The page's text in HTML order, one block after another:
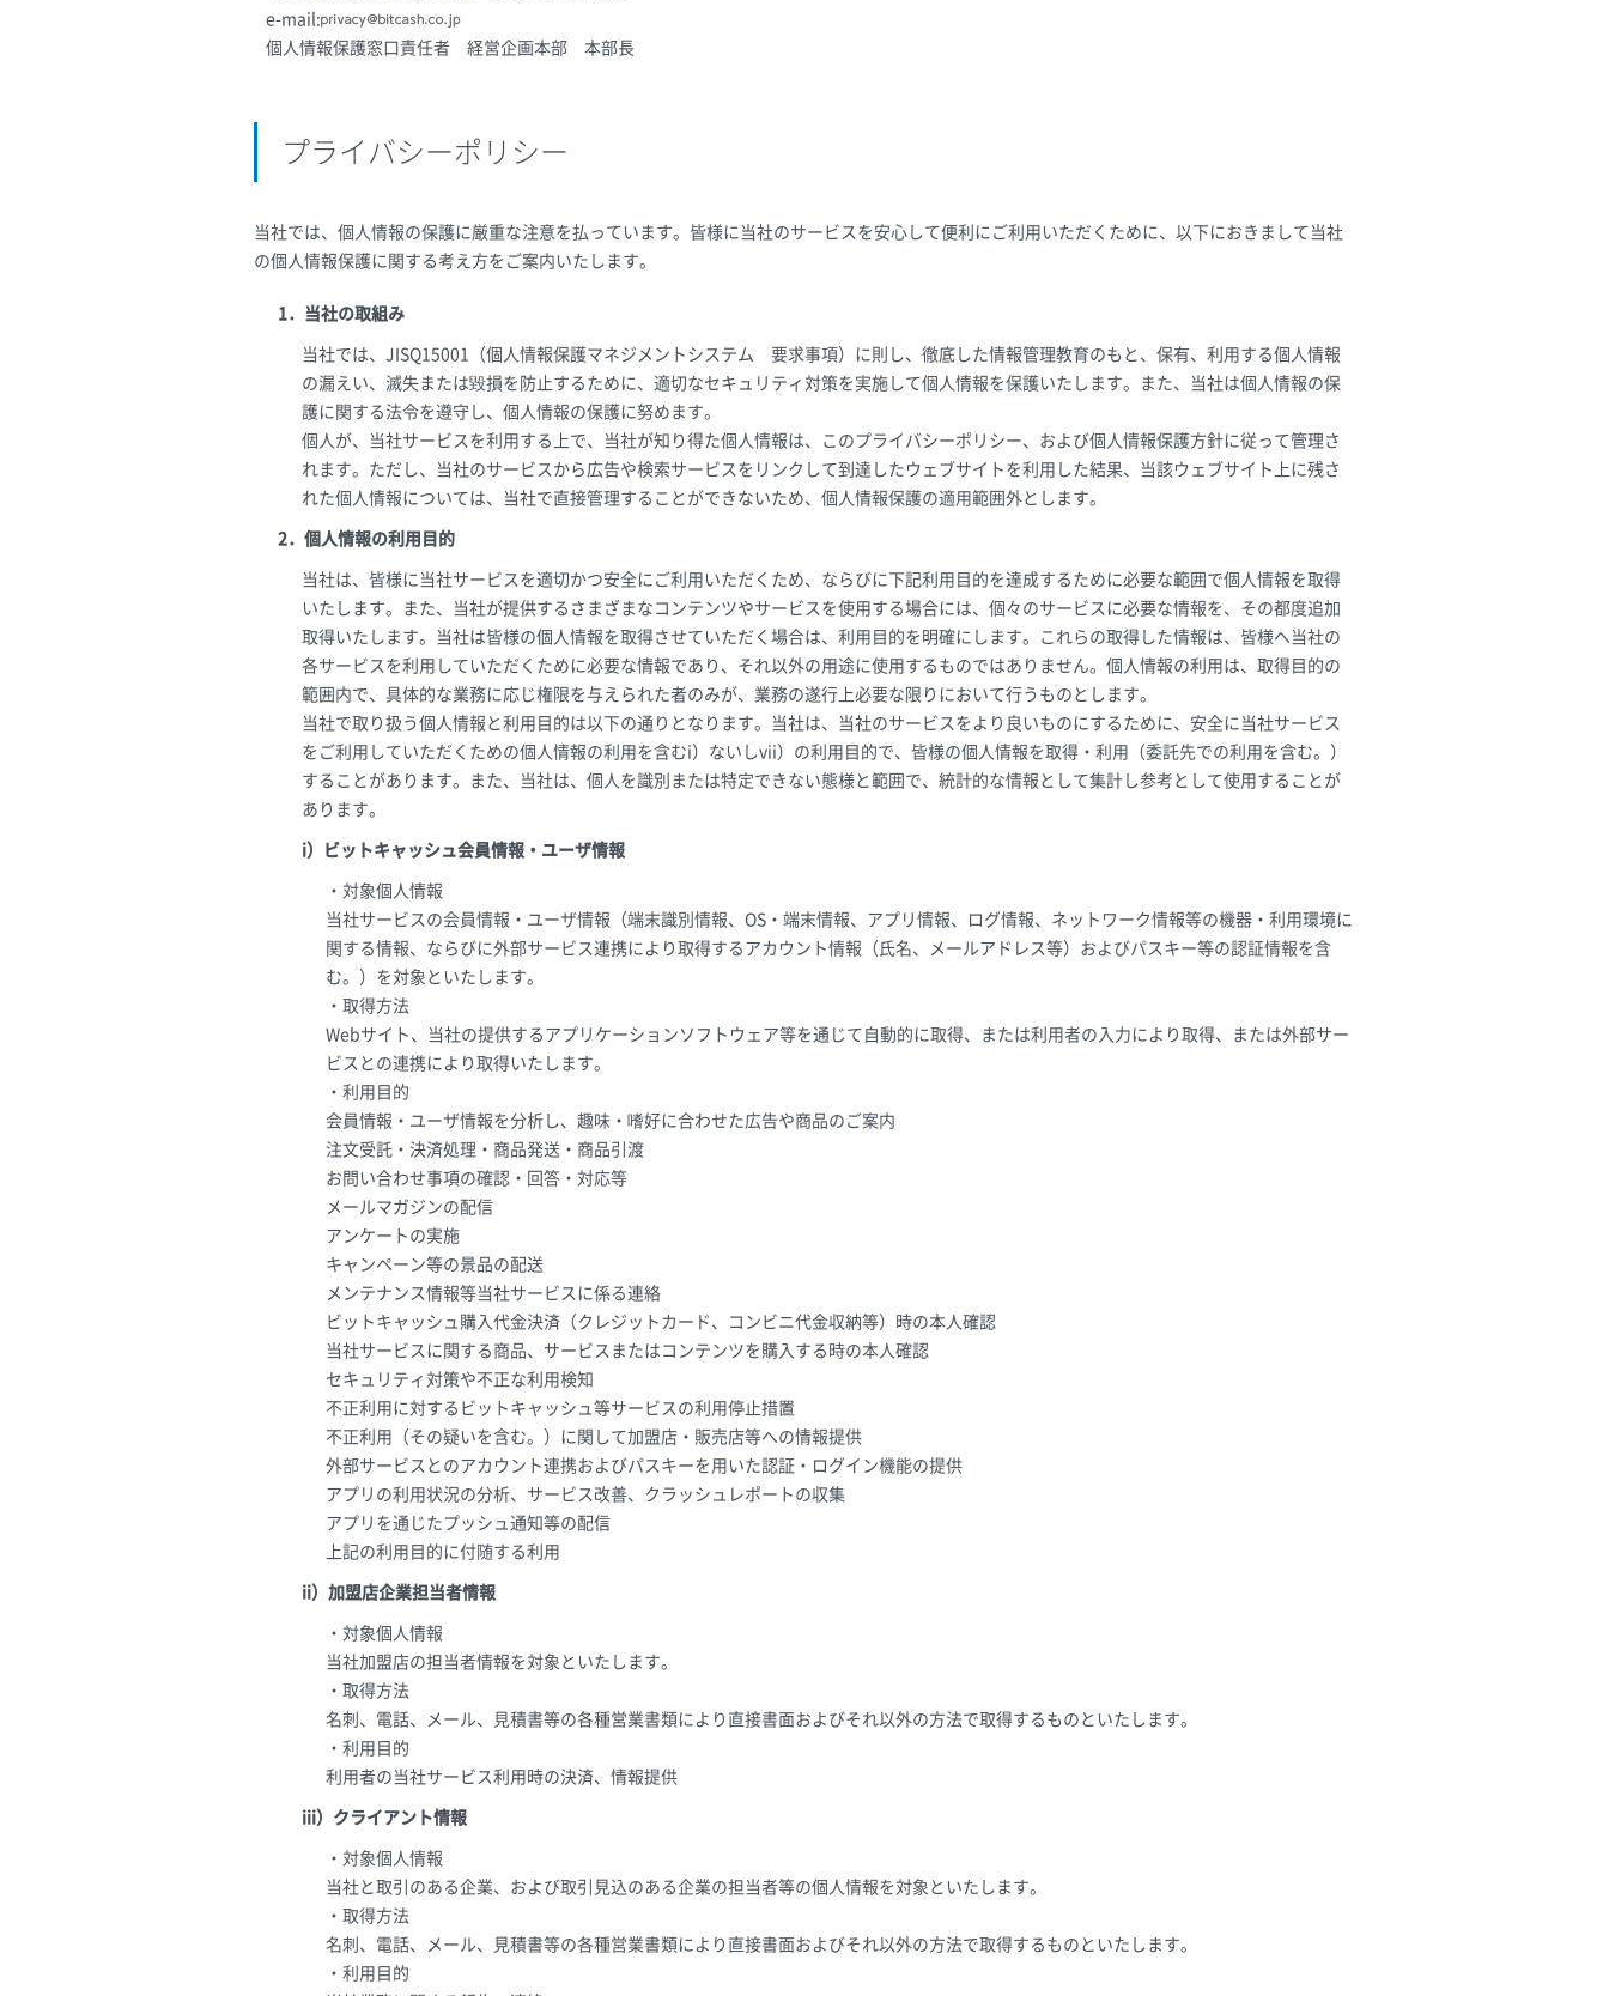
e-mail:
個人情報保護窓口責任者 経営企画本部 本部長
プライバシーポリシー
当社では、個人情報の保護に厳重な注意を払っています。皆様に当社のサービスを安心して便利にご利用いただくために、以下におきまして当社
の個人情報保護に関する考え方をご案内いたします。
1．当社の取組み
当社では、JISQ15001（個人情報保護マネジメントシステム 要求事項）に則し、徹底した情報管理教育のもと、保有、利用する個人情報
の漏えい、滅失または毀損を防止するために、適切なセキュリティ対策を実施して個人情報を保護いたします。また、当社は個人情報の保
護に関する法令を遵守し、個人情報の保護に努めます。
個人が、当社サービスを利用する上で、当社が知り得た個人情報は、このプライバシーポリシー、および個人情報保護方針に従って管理さ
れます。ただし、当社のサービスから広告や検索サービスをリンクして到達したウェブサイトを利用した結果、当該ウェブサイト上に残さ
れた個人情報については、当社で直接管理することができないため、個人情報保護の適用範囲外とします。
2．個人情報の利用目的
当社は、皆様に当社サービスを適切かつ安全にご利用いただくため、ならびに下記利用目的を達成するために必要な範囲で個人情報を取得
いたします。また、当社が提供するさまざまなコンテンツやサービスを使用する場合には、個々のサービスに必要な情報を、その都度追加
取得いたします。当社は皆様の個人情報を取得させていただく場合は、利用目的を明確にします。これらの取得した情報は、皆様へ当社の
各サービスを利用していただくために必要な情報であり、それ以外の用途に使用するものではありません。個人情報の利用は、取得目的の
範囲内で、具体的な業務に応じ権限を与えられた者のみが、業務の遂行上必要な限りにおいて行うものとします。
当社で取り扱う個人情報と利用目的は以下の通りとなります。当社は、当社のサービスをより良いものにするために、安全に当社サービス
をご利用していただくための個人情報の利用を含むi）ないしvii）の利用目的で、皆様の個人情報を取得・利用（委託先での利用を含む。）
することがあります。また、当社は、個人を識別または特定できない態様と範囲で、統計的な情報として集計し参考として使用することが
あります。
i）ビットキャッシュ会員情報・ユーザ情報
・対象個人情報
当社サービスの会員情報・ユーザ情報（端末識別情報、OS・端末情報、アプリ情報、ログ情報、ネットワーク情報等の機器・利用環境に
関する情報、ならびに外部サービス連携により取得するアカウント情報（氏名、メールアドレス等）およびパスキー等の認証情報を含
む。）を対象といたします。
・取得方法
Webサイト、当社の提供するアプリケーションソフトウェア等を通じて自動的に取得、または利用者の入力により取得、または外部サー
ビスとの連携により取得いたします。
・利用目的
会員情報・ユーザ情報を分析し、趣味・嗜好に合わせた広告や商品のご案内
注文受託・決済処理・商品発送・商品引渡
お問い合わせ事項の確認・回答・対応等
メールマガジンの配信
アンケートの実施
キャンペーン等の景品の配送
メンテナンス情報等当社サービスに係る連絡
ビットキャッシュ購入代金決済（クレジットカード、コンビニ代金収納等）時の本人確認
当社サービスに関する商品、サービスまたはコンテンツを購入する時の本人確認
セキュリティ対策や不正な利用検知
不正利用に対するビットキャッシュ等サービスの利用停止措置
不正利用（その疑いを含む。）に関して加盟店・販売店等への情報提供
外部サービスとのアカウント連携およびパスキーを用いた認証・ログイン機能の提供
アプリの利用状況の分析、サービス改善、クラッシュレポートの収集
アプリを通じたプッシュ通知等の配信
上記の利用目的に付随する利用
ii）加盟店企業担当者情報
・対象個人情報
当社加盟店の担当者情報を対象といたします。
・取得方法
名刺、電話、メール、見積書等の各種営業書類により直接書面およびそれ以外の方法で取得するものといたします。
・利用目的
利用者の当社サービス利用時の決済、情報提供
iii）クライアント情報
・対象個人情報
当社と取引のある企業、および取引見込のある企業の担当者等の個人情報を対象といたします。
・取得方法
名刺、電話、メール、見積書等の各種営業書類により直接書面およびそれ以外の方法で取得するものといたします。
・利用目的